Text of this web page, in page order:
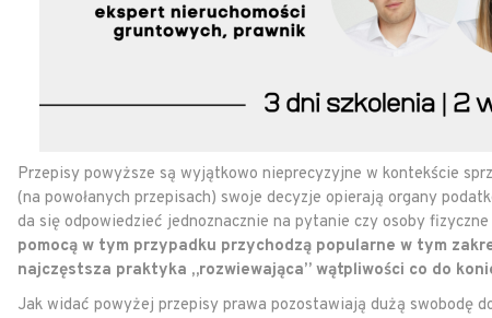
Przepisy powyższe są wyjątkowo nieprecyzyjne w kontekście
(na powołanych przepisach) swoje decyzje opierają organy
da się odpowiedzieć jednoznacznie na pytanie czy osoby
pomocą w tym przypadku przychodzą popularne w tym
najczęstsza praktyka „rozwiewająca” wątpliwości co do
Jak widać powyżej przepisy prawa pozostawiają dużą swobodę